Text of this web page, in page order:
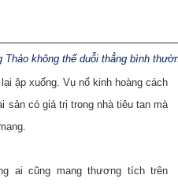
Thảo không thể duỗi thẳng bình
ập xuống. Vụ nổ kinh hoàng cách
sản có giá trị trong nhà tiêu tan mà
ai cũng mang thương tích trên